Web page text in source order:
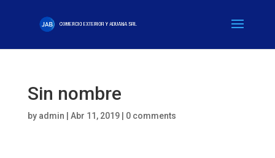
Sin nombre
by admin Abr 11, 2019| 0 comments